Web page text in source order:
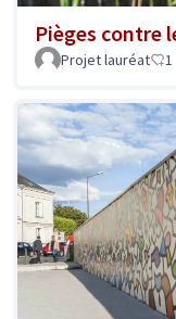
Pièges contre
Projet lauréat 1